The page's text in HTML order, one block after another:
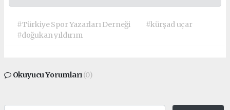
#Türkiye Spor Yazarları Derneği
#kürşad uçar
#doğukan yıldırım
Okuyucu Yorumları(0)